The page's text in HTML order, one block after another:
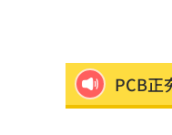
PCB正